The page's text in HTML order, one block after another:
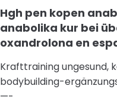
Hgh pen kopen
anabolika kur bei
oxandrolona en
Krafttraining ungesund,
bodybuilding-
—-